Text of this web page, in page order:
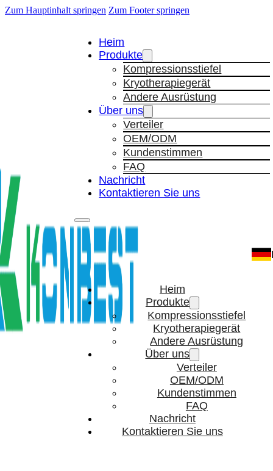
Zum Hauptinhalt springen Zum Footer springen
Heim
Produkte
Kompressionsstiefel
Kryotherapiegerät
Andere Ausrüstung
Über uns
Verteiler
OEM/ODM
Kundenstimmen
FAQ
Nachricht
Kontaktieren Sie uns
Heim
Produkte
Kompressionsstiefel
Kryotherapiegerät
Andere Ausrüstung
Über uns
Verteiler
OEM/ODM
Kundenstimmen
FAQ
Nachricht
Kontaktieren Sie uns